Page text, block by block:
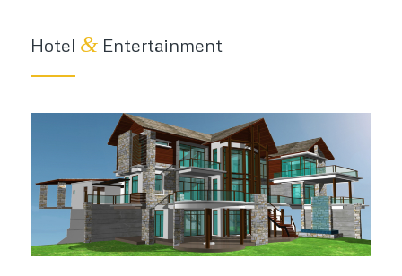
Hotel &Entertainment